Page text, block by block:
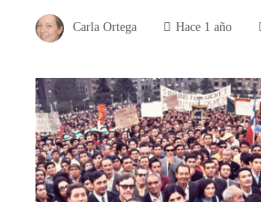
Carla Ortega Hace 1 año